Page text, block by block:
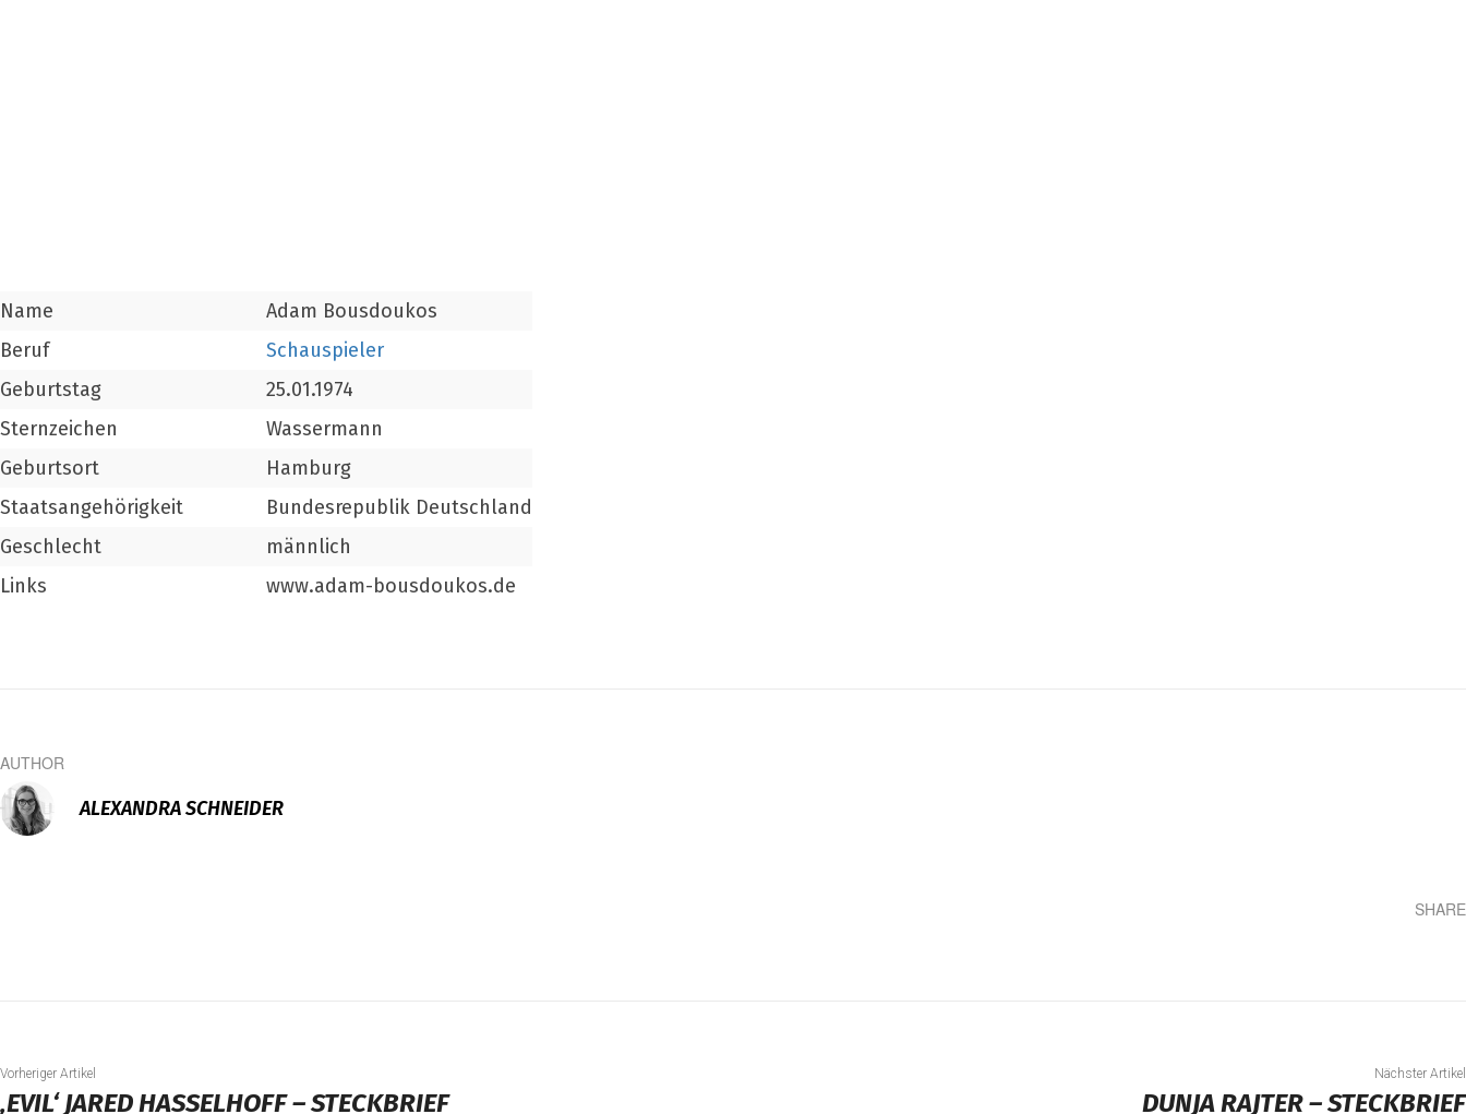
Name
Adam Bousdoukos
Beruf
Schauspieler
Geburtstag
25.01.1974
Sternzeichen
Wassermann
Geburtsort
Hamburg
Staatsangehörigkeit
Bundesrepublik Deutschland
Geschlecht
männlich
Links
www.adam-bousdoukos.de
AUTHOR
ALEXANDRA SCHNEIDER
SHARE
Vorheriger Artikel
‚EVIL‘ JARED HASSELHOFF – STECKBRIEF
Nächster Artikel
DUNJA RAJTER – STECKBRIEF